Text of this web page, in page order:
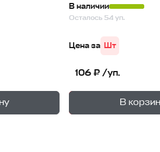
В наличии
Осталось 54 уп.
Цена за Шт
106 ₽ /уп.
В 1